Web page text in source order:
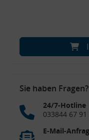
Sie haben Fragen?
24/7-Hotline
033844 67 91
E-Mail-